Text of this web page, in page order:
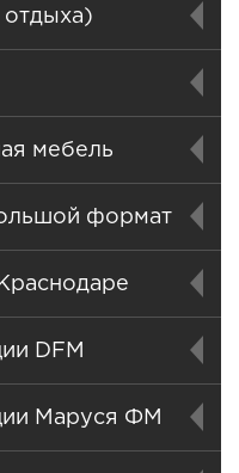
отдыха)
мебель
формат
DFM
Маруся ФМ